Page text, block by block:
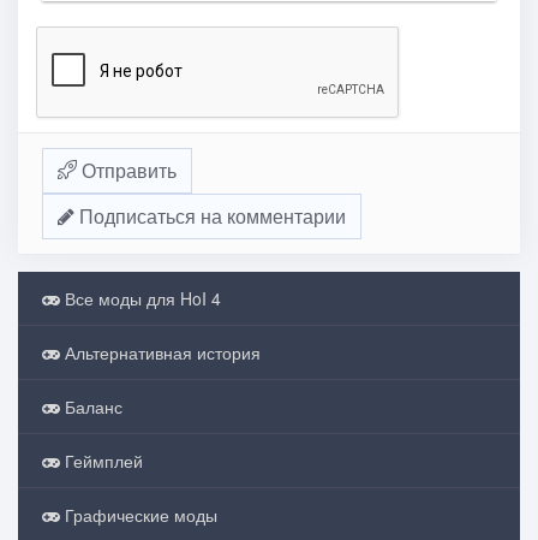
Отправить
Подписаться на комментарии
Все моды для HoI 4
Альтернативная история
Баланс
Геймплей
Графические моды